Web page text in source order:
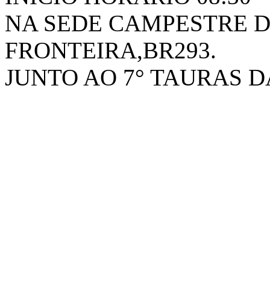
NA SEDE CAMPESTRE
FRONTEIRA,BR293.
JUNTO AO 7° TAURAS